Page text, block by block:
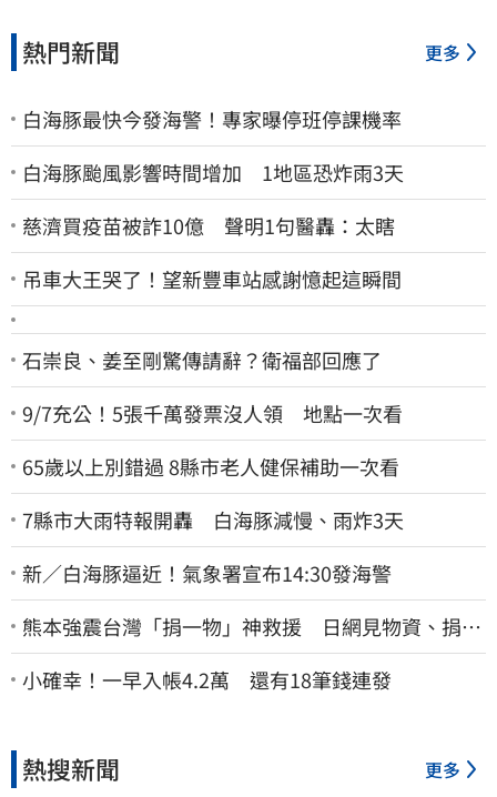
熱門新聞 更多
白海豚最快今發海警！專家曝停班停課機率
白海豚颱風影響時間增加 1地區恐炸雨3天
慈濟買疫苗被詐10億 聲明1句醫轟：太瞎
吊車大王哭了！望新豐車站感謝憶起這瞬間
石崇良、姜至剛驚傳請辭？衛福部回應了
9/7充公！5張千萬發票沒人領 地點一次看
65歲以上別錯過 8縣市老人健保補助一次看
7縣市大雨特報開轟 白海豚減慢、雨炸3天
新／白海豚逼近！氣象署宣布14:30發海警
熊本強震台灣「捐一物」神救援 日網見物資、捐款
喊：給台灣統治算了
小確幸！一早入帳4.2萬 還有18筆錢連發
熱搜新聞 更多